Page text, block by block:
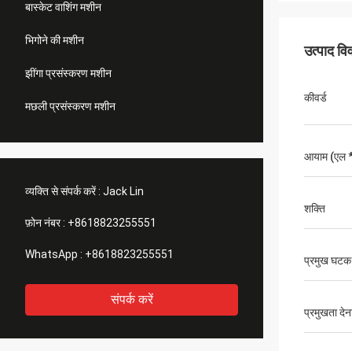
बास्केट वाशिंग मशीन
भिगोने की मशीन
झींगा प्रसंस्करण मशीन
मछली प्रसंस्करण मशीन
व्यक्ति से संपर्क करें : Jack Lin
फ़ोन नंबर : +8618823255551
WhatsApp : +8618823255551
संपर्क करें
उत्पाद
कीवर्ड
आयाम (एल
शक्ति
प्रमुख घटक
प्रमुखता